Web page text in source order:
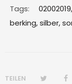
Tags: 02002019,
berking,silber,
TEILEN